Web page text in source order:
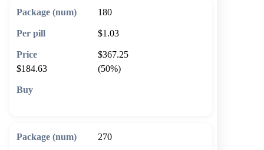
180
$1.03
$367.25
$184.63
(50%)
270